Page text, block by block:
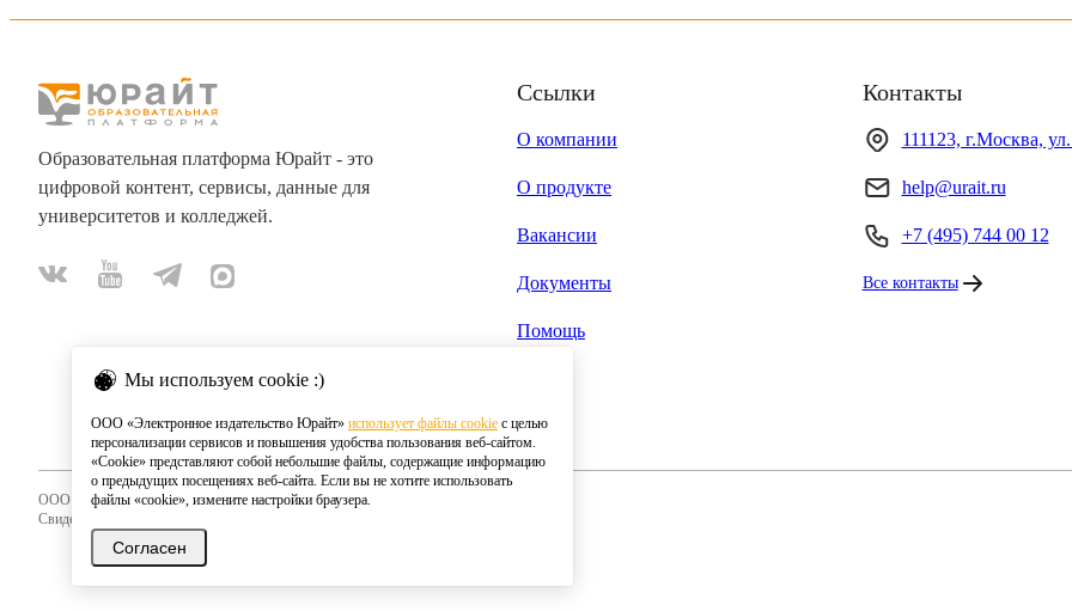
Мы используем cookie :)
ООО «Электронное издательство Юрайт» использует файлы cookie с целью
персонализации сервисов и повышения удобства пользования веб-сайтом.
«Cookie» представляют собой небольшие файлы, содержащие информацию
о предыдущих посещениях веб-сайта. Если вы не хотите использовать
файлы «cookie», измените настройки браузера.
Согласен
Образовательная платформа Юрайт - это
цифровой контент, сервисы, данные для
университетов и колледжей.
Ссылки
О компании
О продукте
Вакансии
Документы
Помощь
Контакты
111123, г.Москва,
help@urait.ru
+7 (495) 744 00 12
Все контакты
ООО «Электронное издательство Юрайт»
Свидетельство о регистрации СМИ 2020